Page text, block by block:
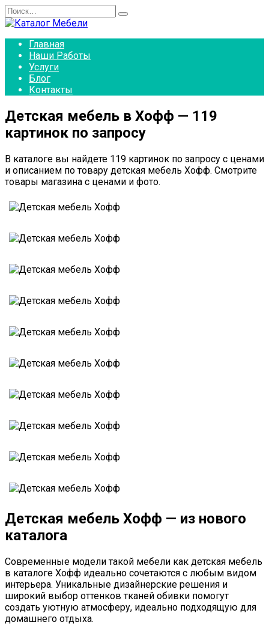
Перейти
к
Search
for:
Главная
Наши Работы
Услуги
Блог
Контакты
Детская мебель в Хофф — 119
картинок по запросу
В каталоге вы найдете 119 картинок по запросу с ценами
и описанием по товару детская мебель Хофф. Смотрите
товары магазина с ценами и фото.
Детская мебель Хофф — из нового
каталога
Современные модели такой мебели как детская мебель
в каталоге Хофф идеально сочетаются с любым видом
интерьера. Уникальные дизайнерские решения и
широкий выбор оттенков тканей обивки помогут
создать уютную атмосферу, идеально подходящую для
домашнего отдыха.